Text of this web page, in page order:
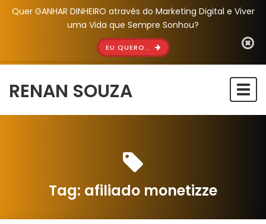
Quer GANHAR DINHEIRO através do Marketing Digital e Viver
uma Vida que Sempre Sonhou?
EU QUERO..
RENAN SOUZA
Tag: afiliado monetizze